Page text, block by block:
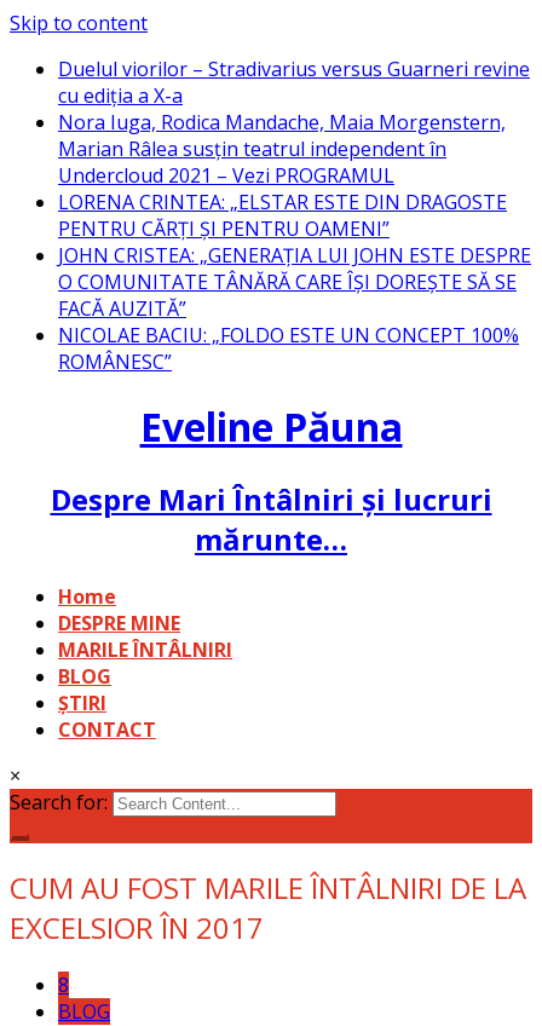
Skip to content
Duelul viorilor – Stradivarius versus Guarneri revine
cu ediția a X-a
Nora Iuga, Rodica Mandache, Maia Morgenstern,
Marian Râlea susțin teatrul independent în
Undercloud 2021 – Vezi PROGRAMUL
LORENA CRINTEA: „ELSTAR ESTE DIN DRAGOSTE
PENTRU CĂRȚI ȘI PENTRU OAMENI”
JOHN CRISTEA: „GENERAȚIA LUI JOHN ESTE DESPRE
O COMUNITATE TÂNĂRĂ CARE ÎȘI DOREȘTE SĂ SE
FACĂ AUZITĂ”
NICOLAE BACIU: „FOLDO ESTE UN CONCEPT 100%
ROMÂNESC”
Eveline Păuna
Despre Mari Întâlniri și lucruri
mărunte…
Home
DESPRE MINE
MARILE ÎNTÂLNIRI
BLOG
ȘTIRI
CONTACT
×
Search for:
CUM AU FOST MARILE ÎNTÂLNIRI DE LA
EXCELSIOR ÎN 2017
8
BLOG